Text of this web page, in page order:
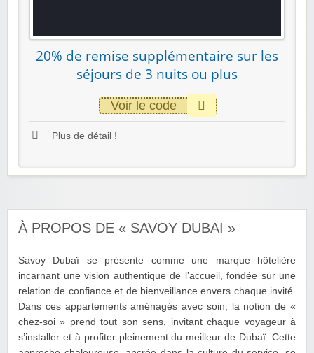
20% de remise supplémentaire sur les
séjours de 3 nuits ou plus
Voir le code
Plus de détail !
À PROPOS DE « SAVOY DUBAI »
Savoy Dubaï se présente comme une marque hôtelière
incarnant une vision authentique de l’accueil, fondée sur une
relation de confiance et de bienveillance envers chaque invité.
Dans ces appartements aménagés avec soin, la notion de «
chez-soi » prend tout son sens, invitant chaque voyageur à
s’installer et à profiter pleinement du meilleur de Dubaï. Cette